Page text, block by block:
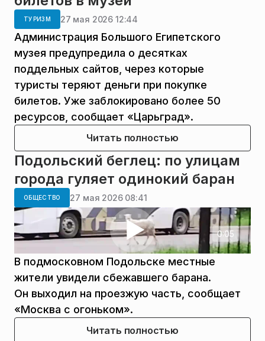
ТУРИЗМ 27 мая 2026 12:44
Администрация Большого Египетского
музея предупредила о десятках
поддельных сайтов, через которые
туристы теряют деньги при покупке
билетов. Уже заблокировано более 50
ресурсов, сообщает «Царьград».
Читать полностью
Подольский беглец: по улицам
города гуляет одинокий баран
ОБЩЕСТВО 27 мая 2026 08:41
0:05
В подмосковном Подольске местные
жители увидели сбежавшего барана.
Он выходил на проезжую часть, сообщает
«Москва с огоньком».
Читать полностью